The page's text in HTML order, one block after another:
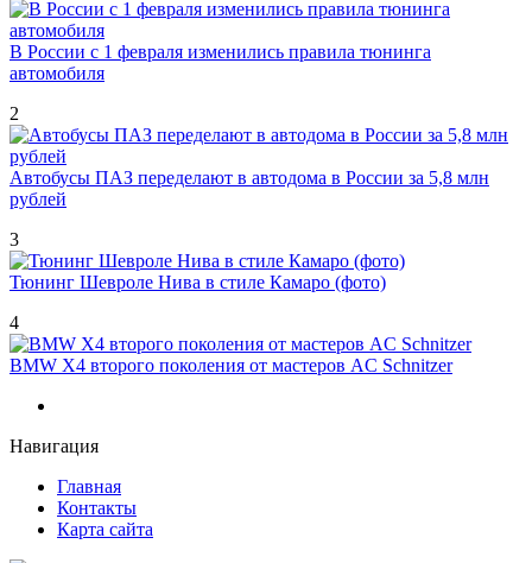
В России с 1 февраля изменились правила тюнинга
автомобиля
2
Автобусы ПАЗ переделают в автодома в России за 5,8 млн
рублей
3
Тюнинг Шевроле Нива в стиле Камаро (фото)
4
BMW X4 второго поколения от мастеров AC Schnitzer
Навигация
Главная
Контакты
Карта сайта